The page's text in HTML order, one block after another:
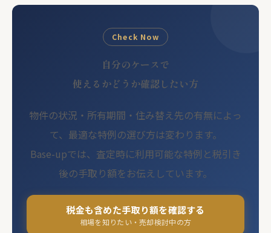
Check Now
自分のケースで
使えるかどうか確認したい方
物件の状況・所有期間・住み替え先の有無によっ
て、最適な特例の選び方は変わります。
Base-upでは、査定時に利用可能な特例と税引き
後の手取り額をお伝えしています。
税金も含めた手取り額を確認する
相場を知りたい・売却検討中の方